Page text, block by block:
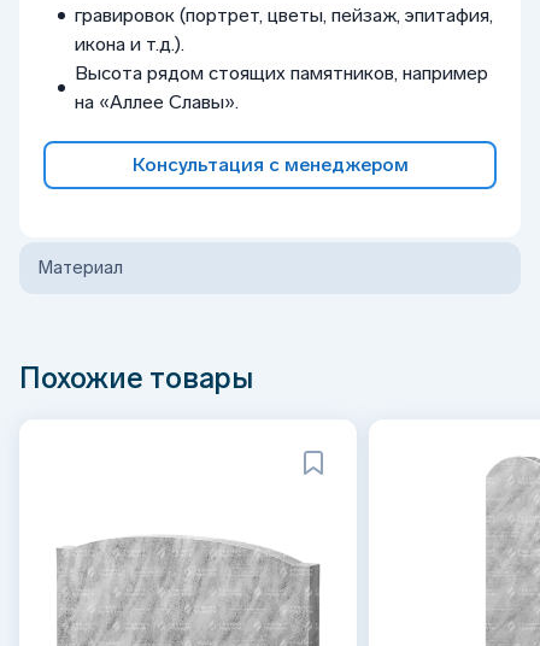
гравировок (портрет, цветы, пейзаж, эпитафия,
икона и т.д.).
Высота рядом стоящих памятников, например
на «Аллее Славы».
Консультация с менеджером
Материал
Похожие товары